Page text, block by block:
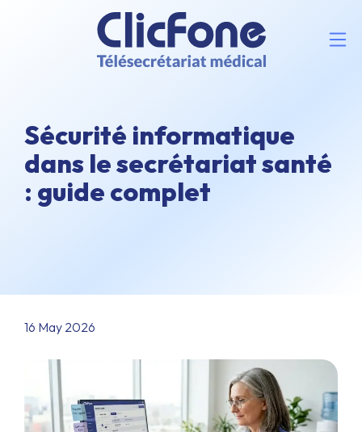
Sécurité informatique
dans le secrétariat santé
: guide complet
16 May 2026